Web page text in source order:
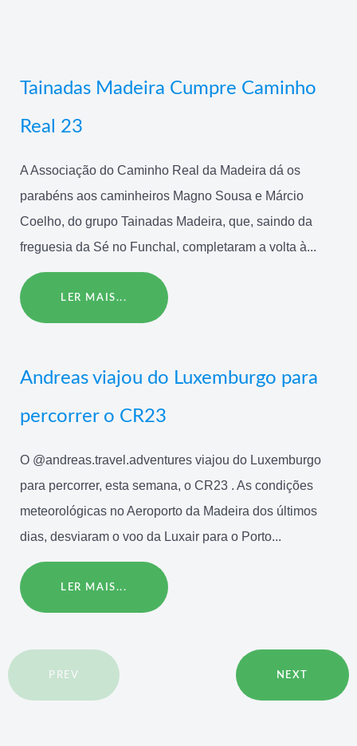
Tainadas Madeira Cumpre Caminho
Real 23
A Associação do Caminho Real da Madeira dá os
parabéns aos caminheiros Magno Sousa e Márcio
Coelho, do grupo Tainadas Madeira, que, saindo da
freguesia da Sé no Funchal, completaram a volta à...
LER MAIS...
Andreas viajou do Luxemburgo para
percorrer o CR23
O @andreas.travel.adventures viajou do Luxemburgo
para percorrer, esta semana, o CR23 . As condições
meteorológicas no Aeroporto da Madeira dos últimos
dias, desviaram o voo da Luxair para o Porto...
LER MAIS...
PREV NEXT